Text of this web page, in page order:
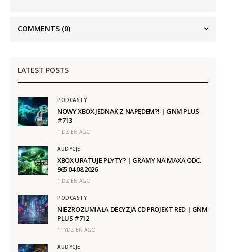
COMMENTS (0)
LATEST POSTS
PODCASTY
NOWY XBOX JEDNAK Z NAPĘDEM?! | GNM PLUS
#713
1 DZIEŃ AGO
AUDYCJE
XBOX URATUJE PŁYTY? | GRAMY NA MAXA ODC.
965 04.08.2026
1 DZIEŃ AGO
PODCASTY
NIEZROZUMIAŁA DECYZJA CD PROJEKT RED | GNM
PLUS #712
1 TYDZIEŃ AGO
AUDYCJE